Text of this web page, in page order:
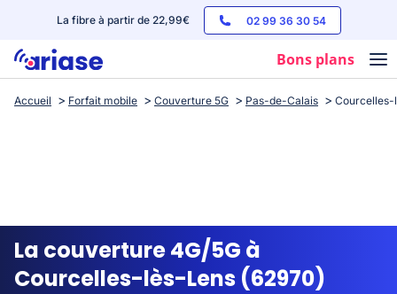
La fibre à partir de 22,99€ 02 99 36 30 54
Bons plans
Box internet
Streaming
Accueil Forfait mobile Couverture 5G Pas-de-Calais Courcelles-
La couverture 4G/5G à
Courcelles-lès-Lens (62970)